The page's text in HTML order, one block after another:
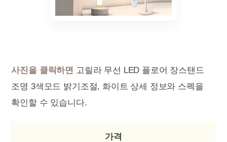
사진을 클릭하면 고릴라 무선 LED 플로어 장스탠드
조명 3색모드 밝기조절, 화이트 상세 정보와 스펙을
확인할 수 있습니다.
가격